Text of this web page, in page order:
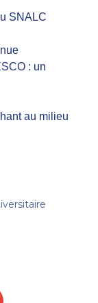
SNALC
: un
au milieu